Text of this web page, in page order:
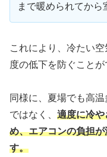
まで暖められてから
これにより、冷たい
度の低下を防ぐことが
同様に、夏場でも高
ではなく、 適度に冷
め、エアコンの負担
す。